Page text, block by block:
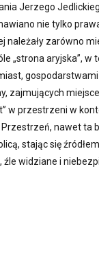
Jerzego
nie tylko
należały zarówno
„strona aryjska”,
zajmujących
w przestrzeni w
nawet ta
stając się
widziane i